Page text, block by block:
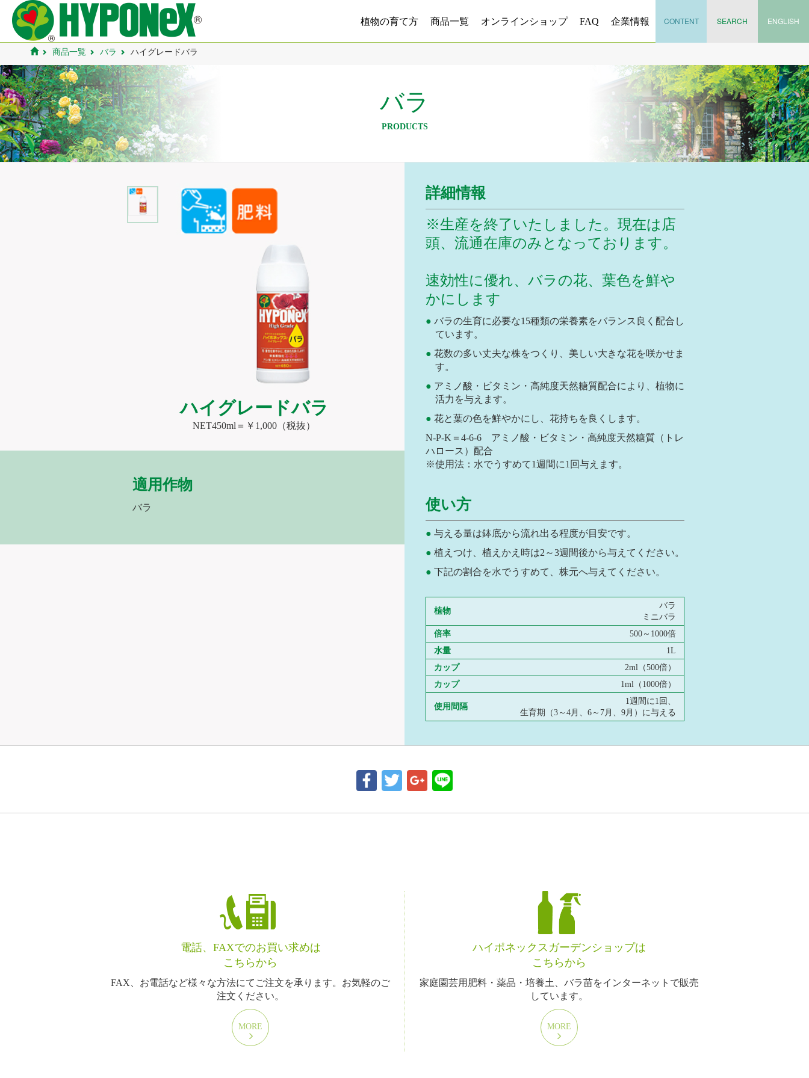
植物の育て方 商品一覧 オンラインショップ FAQ 企業情報 CONTENT SEARCH ENGLISH
商品一覧 バラ ハイグレードバラ
バラ
PRODUCTS
ハイグレードバラ
NET450ml＝￥1,000（税抜）
適用作物
バラ
詳細情報
※生産を終了いたしました。現在は店
頭、流通在庫のみとなっております。
速効性に優れ、バラの花、葉色を鮮や
かにします
バラの生育に必要な15種類の栄養素をバランス良く配合し
ています。
花数の多い丈夫な株をつくり、美しい大きな花を咲かせま
す。
アミノ酸・ビタミン・高純度天然糖質配合により、植物に
活力を与えます。
花と葉の色を鮮やかにし、花持ちを良くします。
N-P-K＝4-6-6 アミノ酸・ビタミン・高純度天然糖質（トレ
ハロース）配合
※使用法：水でうすめて1週間に1回与えます。
使い方
与える量は鉢底から流れ出る程度が目安です。
植えつけ、植えかえ時は2～3週間後から与えてください。
下記の割合を水でうすめて、株元へ与えてください。
植物
バラ
ミニバラ
倍率
500～1000倍
水量
1L
カップ
2ml（500倍）
カップ
1ml（1000倍）
使用間隔
1週間に1回、
生育期（3～4月、6～7月、9月）に与える
電話、FAXでのお買い求めは
こちらから
FAX、お電話など様々な方法にてご注文を承ります。お気軽のご
注文ください。
MORE
ハイポネックスガーデンショップは
こちらから
家庭園芸用肥料・薬品・培養土、バラ苗をインターネットで販売
しています。
MORE